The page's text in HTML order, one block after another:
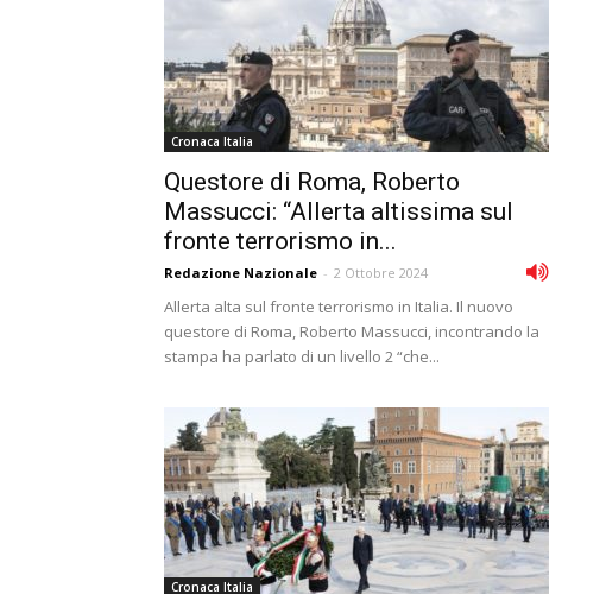
Cronaca Italia
Questore di Roma, Roberto
Massucci: “Allerta altissima sul
fronte terrorismo in...
Redazione Nazionale - 2 Ottobre 2024
Allerta alta sul fronte terrorismo in Italia. Il nuovo
questore di Roma, Roberto Massucci, incontrando la
stampa ha parlato di un livello 2 “che...
Cronaca Italia